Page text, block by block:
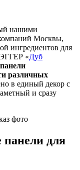
нашими
Москвы,
ингредиентов для
«Дуб
панели
различных
в единый декор с
и сразу
панели для